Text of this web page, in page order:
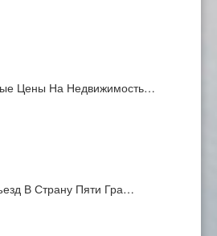
Цены На Недвижимость…
В Страну Пяти Гра…